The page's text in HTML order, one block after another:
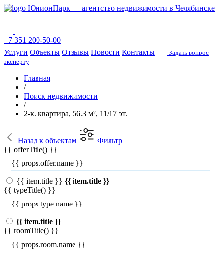
ЮнионПарк — агентство недвижимости в Челябинске
+7 351 200-50-00
Услуги Объекты Отзывы Новости Контакты
Задать вопрос
эксперту
Главная
/
Поиск недвижимости
/
2-к. квартира, 56.3 м², 11/17 эт.
Назад к объектам
Фильтр
{{ offerTitle() }}
{{ props.offer.name }}
{{ item.title }} {{ item.title }}
{{ typeTitle() }}
{{ props.type.name }}
{{ item.title }}
{{ roomTitle() }}
{{ props.room.name }}